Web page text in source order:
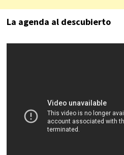
La agenda al descubierto